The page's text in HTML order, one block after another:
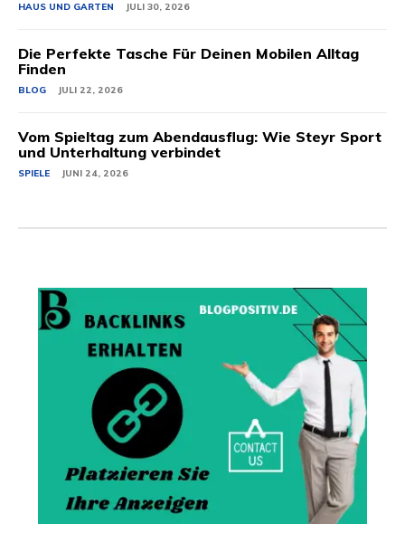
HAUS UND GARTEN JULI 30, 2026
Die Perfekte Tasche Für Deinen Mobilen Alltag
Finden
BLOG JULI 22, 2026
Vom Spieltag zum Abendausflug: Wie Steyr Sport
und Unterhaltung verbindet
SPIELE JUNI 24, 2026